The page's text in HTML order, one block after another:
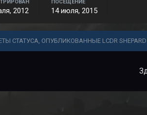
2012
ПОСЕЩЕНИЕ
14 июля, 2015
СТАТУСА, ОПУБЛИКОВАННЫЕ LCDR SHEPARD